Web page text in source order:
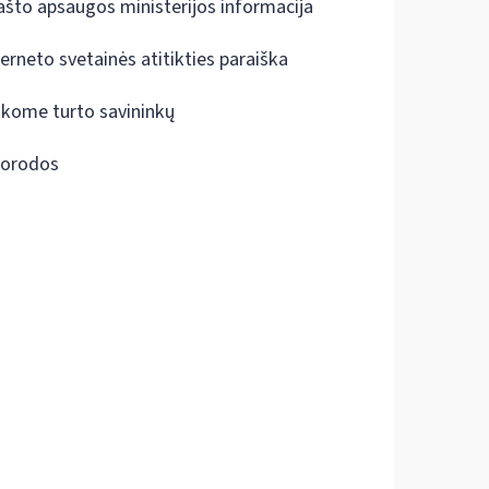
apsaugos ministerijos informacija
svetainės atitikties paraiška
turto savininkų